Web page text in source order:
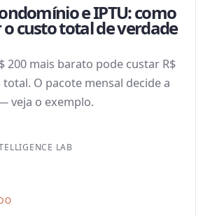
e IPTU: como
custo total de verdade
200 mais barato pode custar R$
total. O pacote mensal decide a
veja o exemplo.
LAB